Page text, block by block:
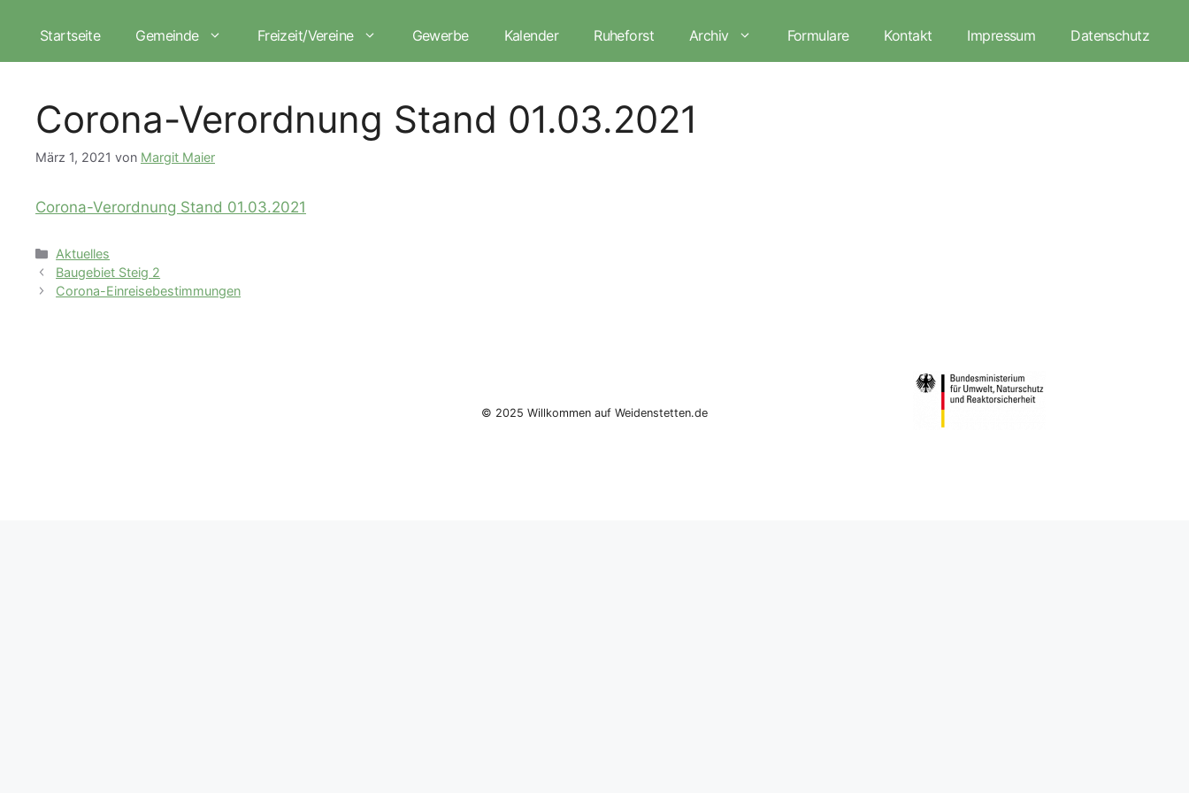
Startseite Gemeinde Freizeit/Vereine Gewerbe Kalender Ruheforst Archiv Formulare Kontakt Impressum Datenschutz
Corona-Verordnung Stand 01.03.2021
März 1, 2021 von Margit Maier
Corona-Verordnung Stand 01.03.2021
Kategorien
Aktuelles
Baugebiet Steig 2
Corona-Einreisebestimmungen
© 2025 Willkommen auf Weidenstetten.de